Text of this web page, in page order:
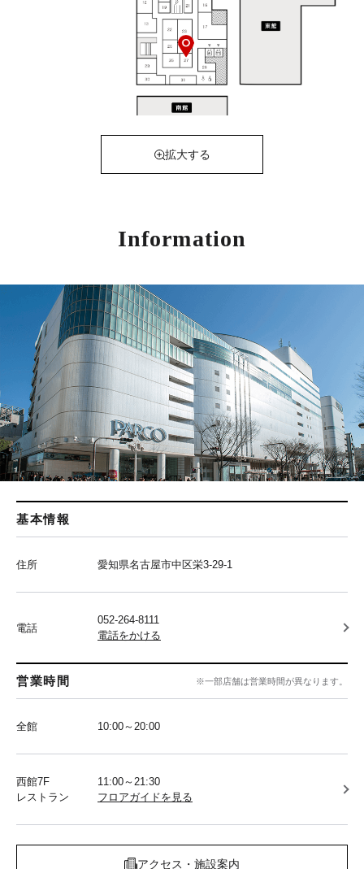
拡大する
Information
基本情報
住所 愛知県名古屋市中区栄3-29-1
電話
052-264-8111
電話をかける
営業時間 ※一部店舗は営業時間が異なります。
全館 10:00～20:00
西館7F
レストラン
11:00～21:30
フロアガイドを見る
アクセス・施設案内